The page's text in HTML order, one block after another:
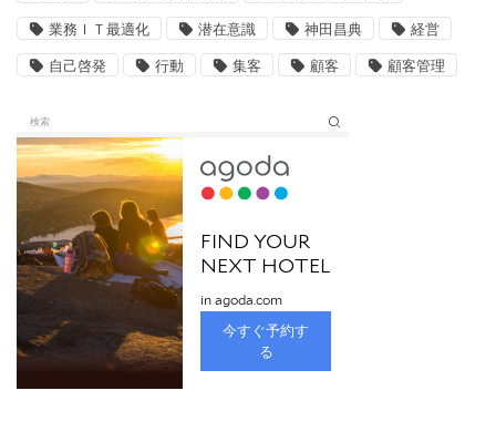
業務ＩＴ最適化 潜在意識 神田昌典 経営
自己啓発 行動 集客 顧客 顧客管理